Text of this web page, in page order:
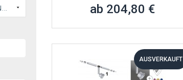
ab 204,80 €
AUSVERKAUFT